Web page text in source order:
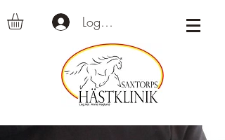
Logga in